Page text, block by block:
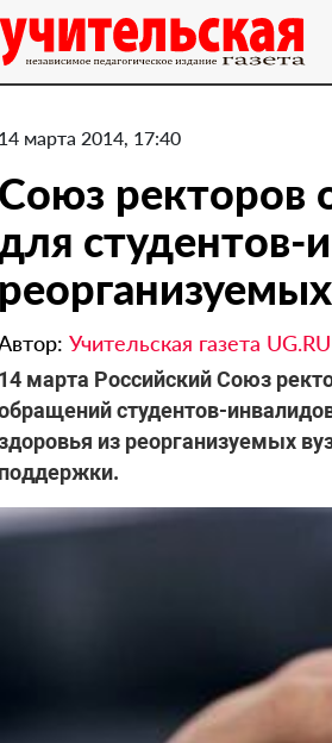
14 марта 2014, 17:40
Союз ректоров
студентов-
Учительская газета UG.RU
14 марта Российский Союз
студентов-
из реорганизуемых
поддержки.